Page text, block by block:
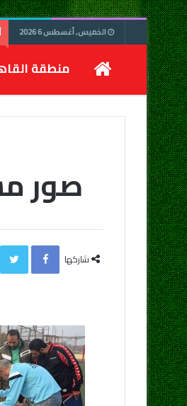
الخميس, أغسطس 6 2026
الرئيسية
منطقة
صور
شاركها